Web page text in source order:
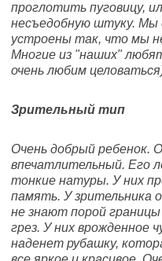
проглотить пуговицу,
несъедобную штуку. Мы
устроены так, что мы
Многие из "наших"
очень любим
Зрительный тип
Очень добрый ребенок.
впечатлительный. Его
тонкие натуры. У них
память. У зрительника
не знают порой
грез. У них врожденное
наденет рубашку,